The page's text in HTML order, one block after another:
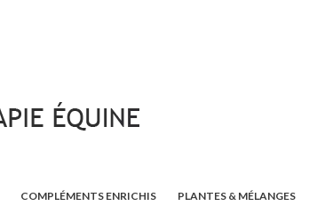
COMPLÉMENTS ENRICHIS PLANTES & MÉLANGES